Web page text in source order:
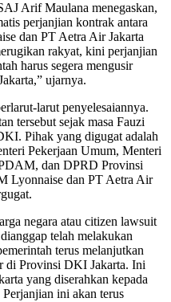
Arif Maulana menegaskan,
perjanjian kontrak antara
dan PT Aetra Air Jakarta
rakyat, kini perjanjian
harus segera mengusir
ujarnya.
larut penyelesaiannya.
tersebut sejak masa Fauzi
Pihak yang digugat adalah
Pekerjaan Umum, Menteri
dan DPRD Provinsi
Lyonnaise dan PT Aetra Air
negara atau citizen lawsuit
telah melakukan
terus melanjutkan
di Provinsi DKI Jakarta. Ini
yang diserahkan kepada
ini akan terus